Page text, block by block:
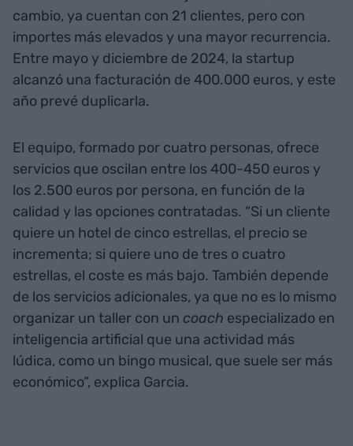
cambio, ya cuentan con 21 clientes, pero con
importes más elevados y una mayor recurrencia.
Entre mayo y diciembre de 2024, la startup
alcanzó una facturación de 400.000 euros, y este
año prevé duplicarla.
El equipo, formado por cuatro personas, ofrece
servicios que oscilan entre los 400-450 euros y
los 2.500 euros por persona, en función de la
calidad y las opciones contratadas. “Si un cliente
quiere un hotel de cinco estrellas, el precio se
incrementa; si quiere uno de tres o cuatro
estrellas, el coste es más bajo. También depende
de los servicios adicionales, ya que no es lo mismo
organizar un taller con un coach especializado en
inteligencia artificial que una actividad más
lúdica, como un bingo musical, que suele ser más
económico”, explica Garcia.